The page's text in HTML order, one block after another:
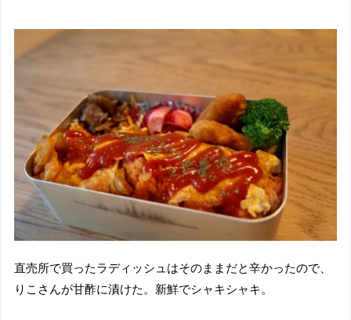
直売所で買ったラディッシュはそのままだと辛かったので、
りこさんが甘酢に漬けた。新鮮でシャキシャキ。